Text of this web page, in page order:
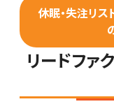
休眠・失注リ
リードファ